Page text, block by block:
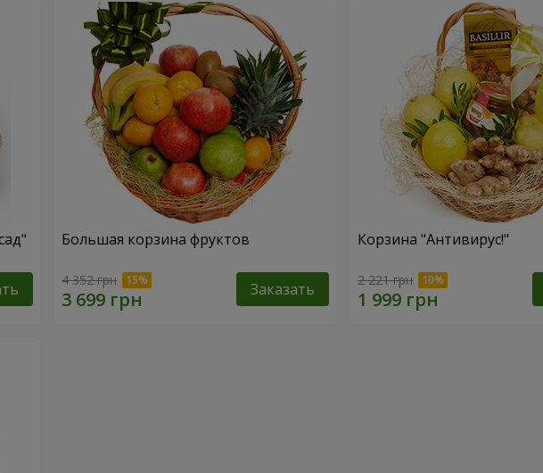
Большая корзина фруктов
4 352 грн Заказать
Корзина "Антивирус!"
2 221 грн